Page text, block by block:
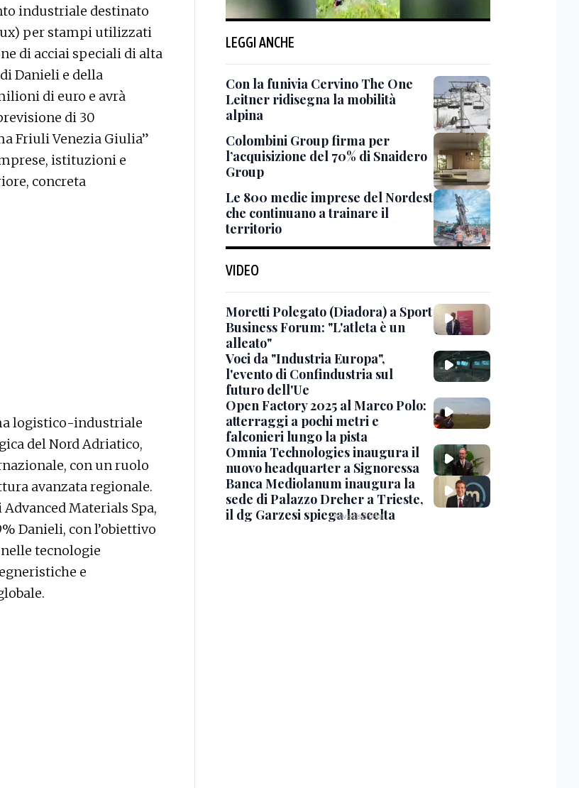
industriale destinato
per stampi utilizzati
di acciai speciali di alta
Danieli e della
di euro e avrà
di 30
Friuli Venezia Giulia”
istituzioni e
concreta
logistico-industriale
del Nord Adriatico,
con un ruolo
avanzata regionale.
Materials Spa,
Danieli, con l’obiettivo
tecnologie
e
LEGGI ANCHE
Con la funivia Cervino The One
Leitner ridisegna la mobilità
alpina
Colombini Group firma per
l’acquisizione del 70% di Snaidero
Group
Le 800 medie imprese del Nordest
che continuano a trainare il
territorio
VIDEO
Moretti Polegato (Diadora) a Sport
Business Forum: "L'atleta è un
alleato"
Voci da "Industria Europa",
l'evento di Confindustria sul
futuro dell'Ue
Open Factory 2025 al Marco Polo:
atterraggi a pochi metri e
falconieri lungo la pista
Omnia Technologies inaugura il
nuovo headquarter a Signoressa
Banca Mediolanum inaugura la
sede di Palazzo Dreher a Trieste,
il dg Garzesi spiega la scelta